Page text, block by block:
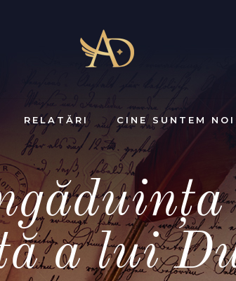
RELATĂRI CINE SUNTEM NOI
a lui